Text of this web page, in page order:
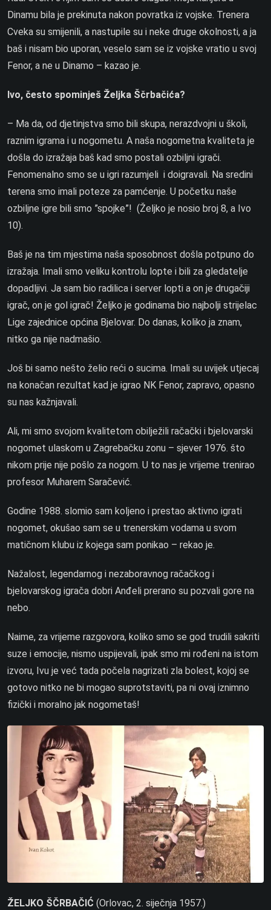
Dinamu bila je prekinuta nakon povratka iz vojske. Trenera
Cveka su smijenili, a nastupile su i neke druge okolnosti, a ja
baš i nisam bio uporan, veselo sam se iz vojske vratio u svoj
Fenor, a ne u Dinamo – kazao je.
Ivo, često spominješ Željka Ščrbačića?
– Ma da, od djetinjstva smo bili skupa, nerazdvojni u školi,
raznim igrama i u nogometu. A naša nogometna kvaliteta je
došla do izražaja baš kad smo postali ozbiljni igrači.
Fenomenalno smo se u igri razumjeli i doigravali. Na sredini
terena smo imali poteze za pamćenje. U početku naše
ozbiljne igre bili smo ”spojke”! (Željko je nosio broj 8, a Ivo
10).
Baš je na tim mjestima naša sposobnost došla potpuno do
izražaja. Imali smo veliku kontrolu lopte i bili za gledatelje
dopadljivi. Ja sam bio radilica i server lopti a on je drugačiji
igrač, on je gol igrač! Željko je godinama bio najbolji strijelac
Lige zajednice općina Bjelovar. Do danas, koliko ja znam,
nitko ga nije nadmašio.
Još bi samo nešto želio reći o sucima. Imali su uvijek utjecaj
na konačan rezultat kad je igrao NK Fenor, zapravo, opasno
su nas kažnjavali.
Ali, mi smo svojom kvalitetom obilježili račački i bjelovarski
nogomet ulaskom u Zagrebačku zonu – sjever 1976. što
nikom prije nije pošlo za nogom. U to nas je vrijeme trenirao
profesor Muharem Saračević.
Godine 1988. slomio sam koljeno i prestao aktivno igrati
nogomet, okušao sam se u trenerskim vodama u svom
matičnom klubu iz kojega sam ponikao – rekao je.
Nažalost, legendarnog i nezaboravnog račačkog i
bjelovarskog igrača dobri Anđeli prerano su pozvali gore na
nebo.
Naime, za vrijeme razgovora, koliko smo se god trudili sakriti
suze i emocije, nismo uspijevali, ipak smo mi rođeni na istom
izvoru, Ivu je već tada počela nagrizati zla bolest, kojoj se
gotovo nitko ne bi mogao suprotstaviti, pa ni ovaj iznimno
fizički i moralno jak nogometaš!
ŽELJKO ŠČRBAČIĆ (Orlovac, 2. siječnja 1957.)